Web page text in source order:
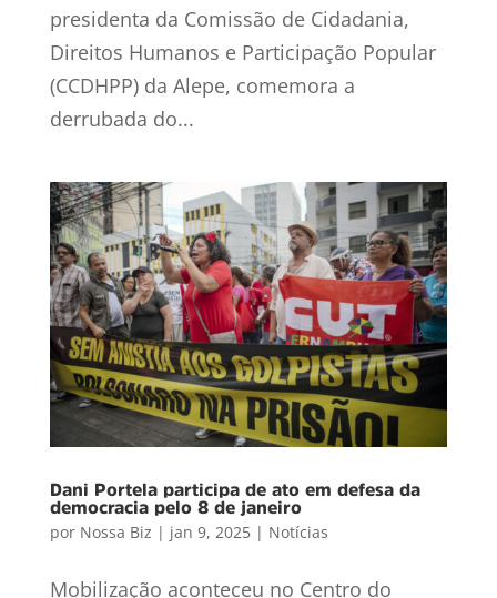
presidenta da Comissão de Cidadania,
Direitos Humanos e Participação Popular
(CCDHPP) da Alepe, comemora a
derrubada do...
Dani Portela participa de ato em defesa da
democracia pelo 8 de janeiro
por Nossa Biz | jan 9, 2025| Notícias
Mobilização aconteceu no Centro do